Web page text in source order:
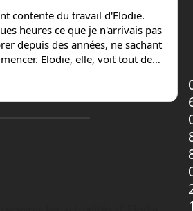
contente du travail d'Elodie.
heures ce que je n'arrivais pas
depuis des années, ne sachant
ranger. Elle fait tout cela avec
elle se souvient des
qu'elle a vu une ou deux heures
l'étage du dessus, et elle va les
que je triais les affaires à